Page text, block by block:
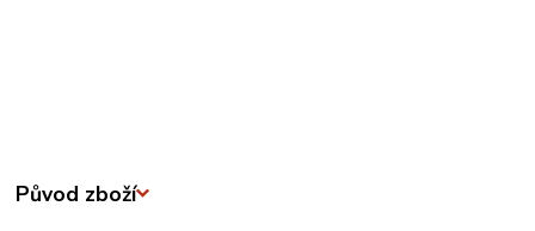
Původ zboží